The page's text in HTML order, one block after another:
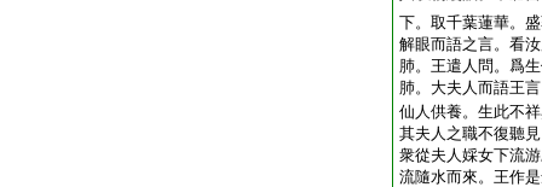
下。取千葉蓮華。
解眼而語之言。看
肺。王遣人問。爲
肺。大夫人而語王
仙人供養。生此不
其夫人之職不復聽
衆從夫人婇女下流
流隨水而來。王作